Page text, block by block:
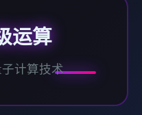
运算
计算技术